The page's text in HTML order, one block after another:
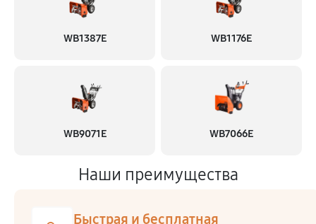
WB1387E WB1176E
WB9071E WB7066E
Наши преимущества
Быстрая и бесплатная